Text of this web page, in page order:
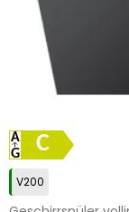
C
V200